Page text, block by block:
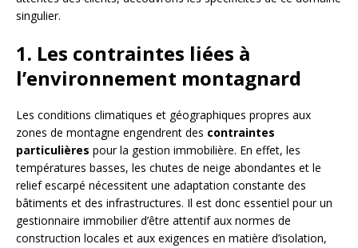
singulier.
1. Les contraintes liées à
l’environnement montagnard
Les conditions climatiques et géographiques propres aux
zones de montagne engendrent des contraintes
particulières pour la gestion immobilière. En effet, les
températures basses, les chutes de neige abondantes et le
relief escarpé nécessitent une adaptation constante des
bâtiments et des infrastructures. Il est donc essentiel pour un
gestionnaire immobilier d’être attentif aux normes de
construction locales et aux exigences en matière d’isolation,